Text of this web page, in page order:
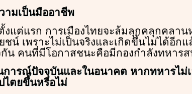
ามเป็นมืออาชีพ
งแต่แรก การเมืองไทยจะล้มลุกคลุกคลาน
น์ เพราะไม่เป็นจริงและเกิดขึ้นไม่ได้อีก
กัน คนที่มีโอกาสชนะคือมีกองกำลังทหาร
การณ์ปัจจุบันและในอนาคต หากทหารไม่
ไตยขึ้นหรือไม่